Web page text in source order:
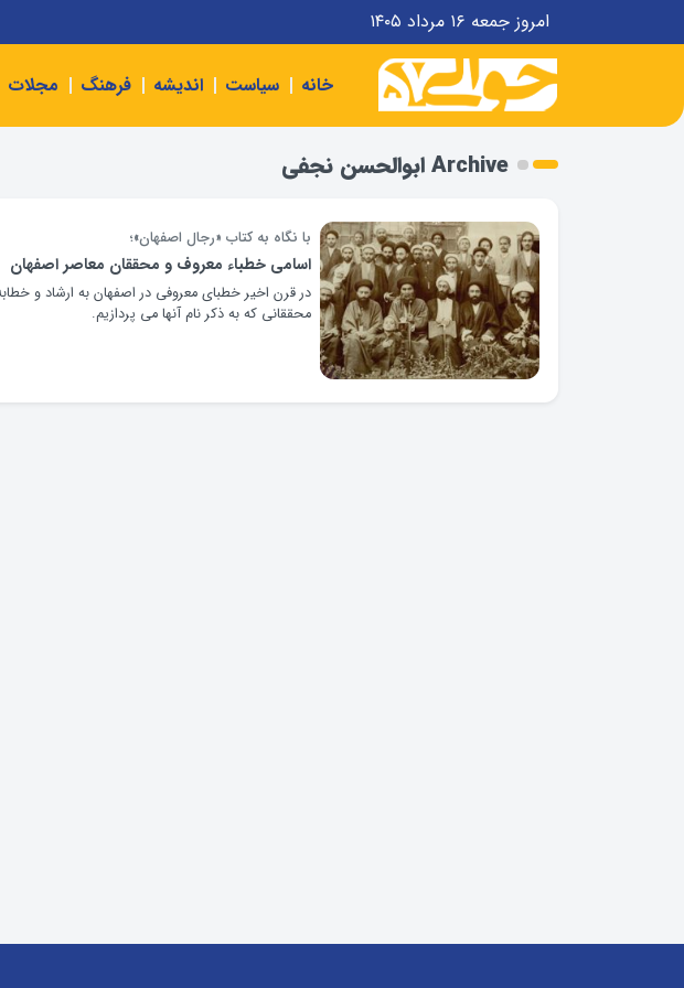
امروز جمعه ۱۶ مرداد ۱۴۰۵
خانه سیاست اندیشه فرهنگ مجلات
Archive ابوالحسن نجفی
با نگاه به کتاب «رجال اصفهان»؛
اسامی خطباء معروف و محققان معاصر اصفهان
در قرن اخیر خطبای معروفی در اصفهان به ارشاد و
محققانی که به ذکر نام آنها می پردازیم.